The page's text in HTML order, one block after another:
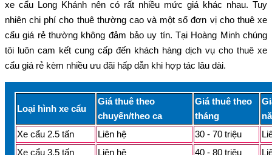
xe cẩu Long Khánh nên có rất nhiều mức giá khác nhau. Tuy
nhiên chi phí cho thuê thường cao và một số đơn vị cho thuê xe
cẩu giá rẻ thường không đảm bảo uy tín. Tại Hoàng Minh chúng
tôi luôn cam kết cung cấp đến khách hàng dịch vụ cho thuê xe
cẩu giá rẻ kèm nhiều ưu đãi hấp dẫn khi hợp tác lâu dài.
Loại hình xe cẩu
Giá thuê theo
chuyến/theo ca
Giá thuê theo
tháng
Xe cẩu 2.5 tấn
Liên hệ 30 - 70 triệu
Xe cẩu 3.5 tấn
Liên hệ 40 - 80 triệu